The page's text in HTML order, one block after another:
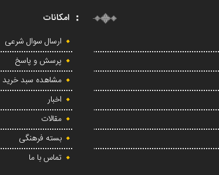
امکانات
ارسال سوال شرعی
پرسش و پاسخ
مشاهده سبد خرید
اخبار
مقالات
بسته فرهنگی
تماس با ما